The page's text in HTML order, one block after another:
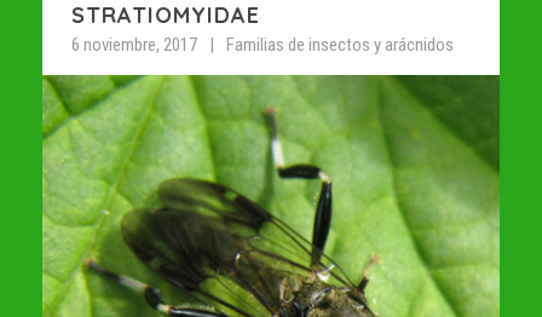
STRATIOMYIDAE
6 noviembre, 2017 Familias de insectos y arácnidos